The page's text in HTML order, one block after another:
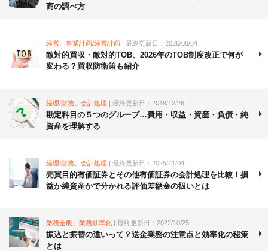
商の調べ方
経営、事業計画/経営計画 | 最終更新日：2026/08/04
敵対的買収・敵対的TOB、2026年のTOB制度改正で何が
変わる？買収防衛策も紹介
経理/財務、会計処理 | 最終更新日：2019/12/26
勘定科目の５つのグループ…費用・収益・資産・負債・純
資産を理解する
経理/財務、会計処理 | 最終更新日：2025/11/04
売買目的有価証券とその他有価証券の会計処理を比較！損
益か純資産かで分かれる評価差額金の扱いとは
業務全般、業務効率化 | 最終更新日：2022/10/25
振込と振替の違いって？送金業務の注意点と効率化の秘策
とは